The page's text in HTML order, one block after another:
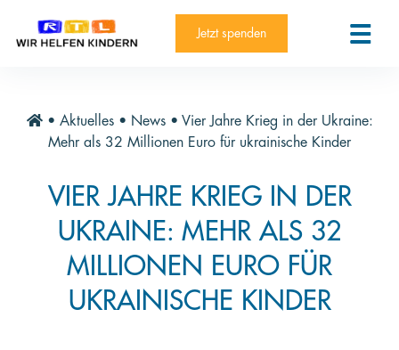
RTL-Spendenmarathon 2025
News
Informieren
Paten und Projekte
Trauer und Testament
Kontakt
Jetzt spenden
• Aktuelles• News• Vier Jahre Krieg in der Ukraine:
Mehr als 32 Millionen Euro für ukrainische Kinder
VIER JAHRE KRIEG IN DER
UKRAINE: MEHR ALS 32
MILLIONEN EURO FÜR
UKRAINISCHE KINDER